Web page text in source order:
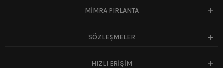
MİMRA PIRLANTA
SÖZLEŞMELER
HIZLI ERİŞİM